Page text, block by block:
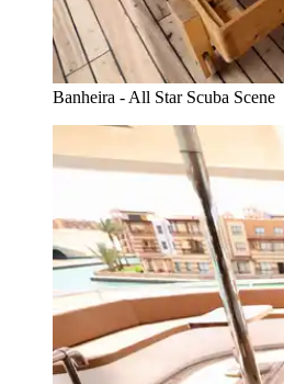
Banheira - All Star Scuba Scene